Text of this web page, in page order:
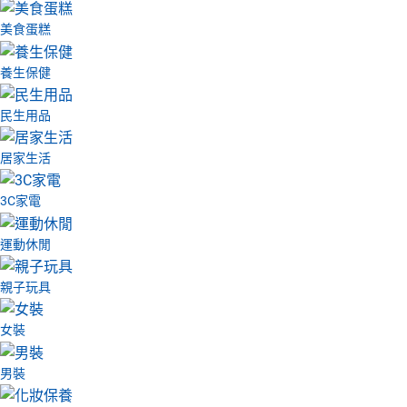
美食蛋糕
養生保健
民生用品
居家生活
3C家電
運動休閒
親子玩具
女裝
男裝